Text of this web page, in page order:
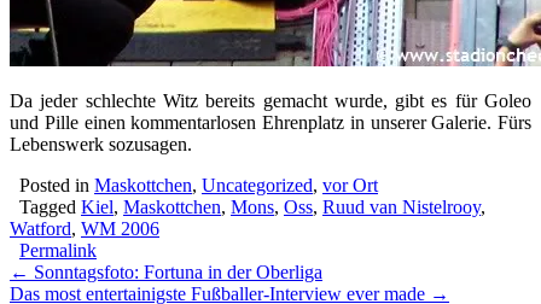
Da jeder schlechte Witz bereits gemacht wurde, gibt es für Goleo
und Pille einen kommentarlosen Ehrenplatz in unserer Galerie. Fürs
Lebenswerk sozusagen.
Posted in Maskottchen, Uncategorized, vor Ort
Tagged Kiel, Maskottchen, Mons, Oss, Ruud van Nistelrooy,
Watford, WM 2006
Permalink
Post
← Sonntagsfoto: Fortuna in der Oberliga
Das most entertainigste Fußballer-Interview ever made →